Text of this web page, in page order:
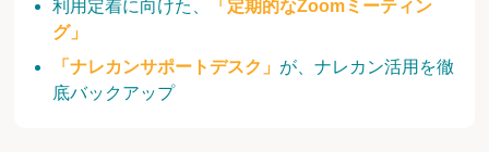
利用定着に向けた、
「定期的なZoomミーティン
グ」
「ナレカンサポートデスク」 が、ナレカン活用を徹
底バックアップ